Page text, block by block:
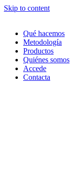
Skip to content
Qué hacemos
Metodología
Productos
Quiénes somos
Accede
Contacta